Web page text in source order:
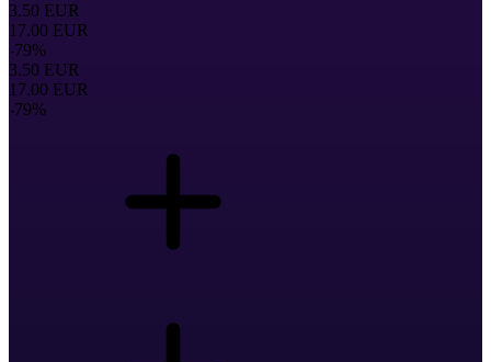
3.50 EUR
17.00 EUR
-79%
3.50 EUR
17.00 EUR
-79%